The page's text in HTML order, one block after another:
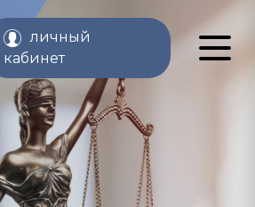
личный
кабинет